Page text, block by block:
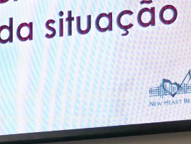
ou técnicas
professores dão